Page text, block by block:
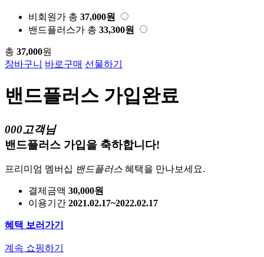
비회원가 총 37,000원
밴드플러스가 총 33,300원
총 37,000원
장바구니 바로구매 선물하기
밴드플러스 가입완료
000고객님
밴드플러스 가입을 축하합니다!
프리미엄 멤버십 밴드플러스 혜택을 만나보세요.
결제금액 30,000원
이용기간 2021.02.17~2022.02.17
혜택 보러가기
계속 쇼핑하기